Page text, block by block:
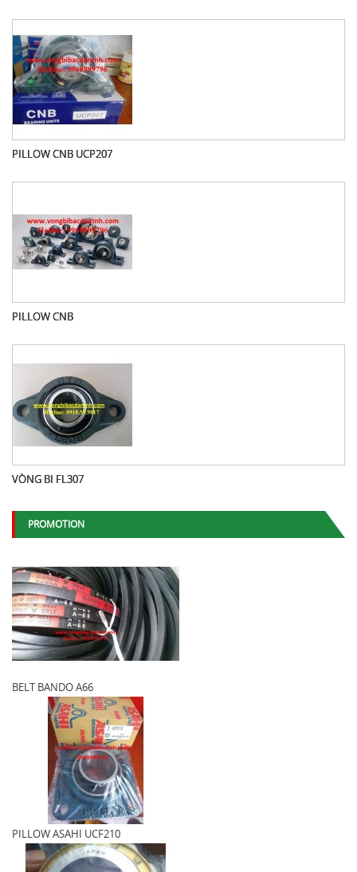
PILLOW CNB UCP207
PILLOW CNB
VÒNG BI FL307
PROMOTION
BELT BANDO A66
PILLOW ASAHI UCF210